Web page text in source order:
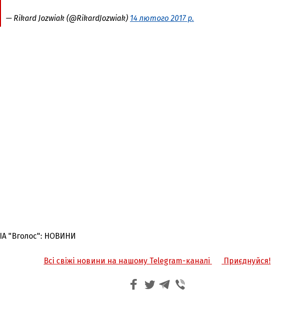
— Rikard Jozwiak (@RikardJozwiak) 14 лютого 2017 р.
ІА "Вголос": НОВИНИ
Всі свіжі новини на нашому Telegram-каналі Приєднуйся!